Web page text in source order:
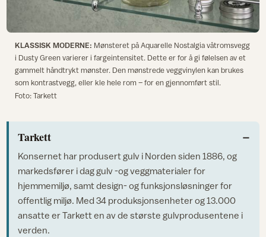
KLASSISK MODERNE: Mønsteret på Aquarelle Nostalgia våtromsvegg
i Dusty Green varierer i fargeintensitet. Dette er for å gi følelsen av et
gammelt håndtrykt mønster. Den mønstrede veggvinylen kan brukes
som kontrastvegg, eller kle hele rom – for en gjennomført stil.
Foto: Tarkett
Tarkett
Konsernet har produsert gulv i Norden siden 1886, og
markedsfører i dag gulv -og veggmaterialer for
hjemmemiljø, samt design- og funksjonsløsninger for
offentlig miljø. Med 34 produksjonsenheter og 13.000
ansatte er Tarkett en av de største gulvprodusentene i
verden.